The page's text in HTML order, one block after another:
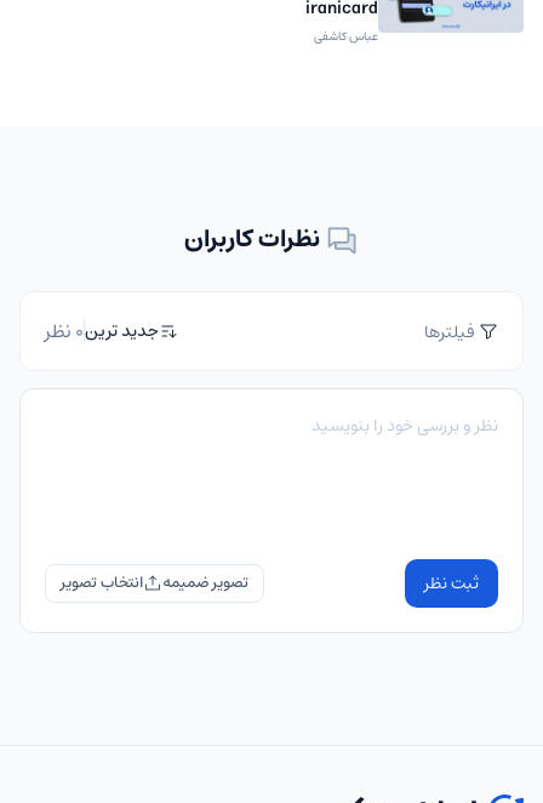
iranicard
عباس کاشفی
نظرات کاربران
فیلترها جدید ترین0 نظر
ثبت نظر تصویر ضمیمه